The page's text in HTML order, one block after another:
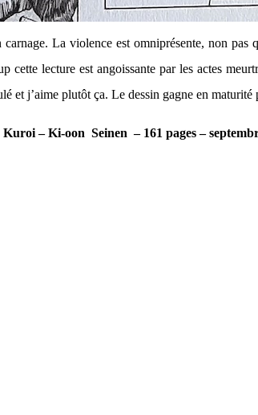
La violence est omniprésente, non
cette lecture est angoissante par les actes
et j’aime plutôt ça. Le dessin gagne en
– Ki-oon Seinen – 161 pages –